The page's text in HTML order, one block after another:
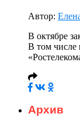
Автор:
В октябре
В том числе
Архив